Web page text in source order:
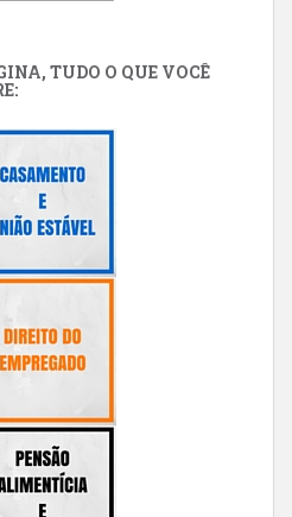
TUDO O QUE VOCÊ